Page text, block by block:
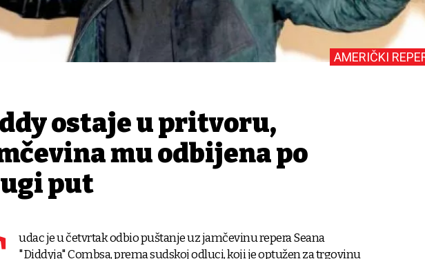
AMERIČKI
ostaje u pritvoru,
mu odbijena po
put
udac je u četvrtak odbio puštanje uz jamčevinu repera Seana
"Diddyja" Combsa, prema sudskoj odluci, koji je optužen za trgovinu